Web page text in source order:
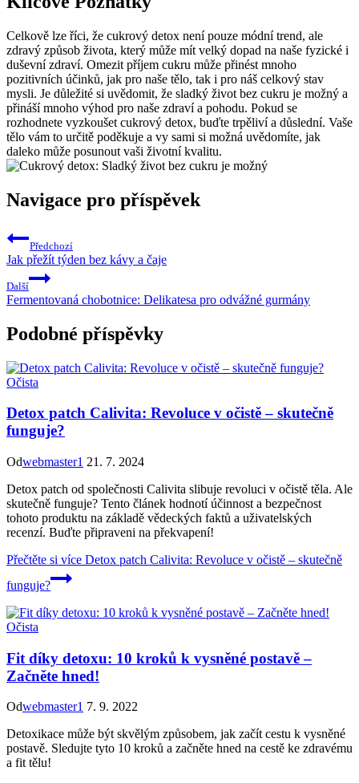
Celkově lze říci, že cukrový detox není pouze módní trend, ale
zdravý způsob života, který může mít velký dopad na naše fyzické i
duševní zdraví. Omezit příjem cukru může přinést mnoho
pozitivních účinků, jak pro naše tělo, tak i pro náš celkový stav
mysli. Je důležité si uvědomit, že sladký život bez cukru je možný a
přináší mnoho výhod pro naše zdraví a pohodu. Pokud se
rozhodnete vyzkoušet cukrový detox, buďte trpěliví a důslední. Vaše
tělo vám to určitě poděkuje a vy sami si možná uvědomíte, jak
daleko může posunout vaši životní kvalitu.
Navigace pro příspěvek
Předchozí
Jak přežít týden bez kávy a čaje
Další
Fermentovaná chobotnice: Delikatesa pro odvážné gurmány
Podobné příspěvky
Očista
Detox patch Calivita: Revoluce v očistě – skutečně
funguje?
Odwebmaster1 21. 7. 2024
Detox patch od společnosti Calivita slibuje revoluci v očistě těla. Ale
skutečně funguje? Tento článek hodnotí účinnost a bezpečnost
tohoto produktu na základě vědeckých faktů a uživatelských
recenzí. Buďte připraveni na překvapení!
Přečtěte si více Detox patch Calivita: Revoluce v očistě – skutečně
funguje?
Očista
Fit díky detoxu: 10 kroků k vysněné postavě –
Začněte hned!
Odwebmaster1 7. 9. 2022
Detoxikace může být skvělým způsobem, jak začít cestu k vysněné
postavě. Sledujte tyto 10 kroků a začněte hned na cestě ke zdravému
a fit tělu!